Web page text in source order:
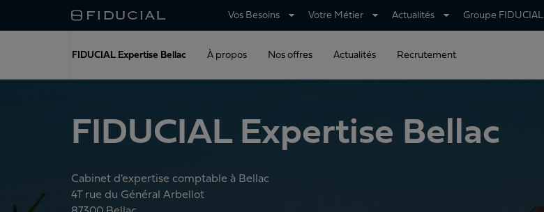
Vos Besoins Votre Métier Actualités Groupe FIDUCIAL
FIDUCIAL Expertise Bellac À propos Nos offres Actualités Recrutement
FIDUCIAL Expertise Bellac
Cabinet d'expertise comptable à Bellac
4T rue du Général Arbellot